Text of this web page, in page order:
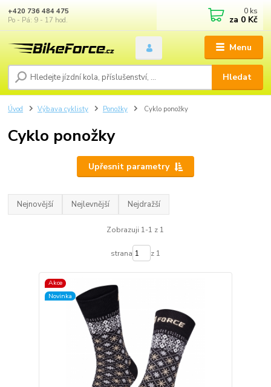
Menu
Hledat
+420 736 484 475
Po - Pá: 9 - 17 hod.
0 ks
za 0 Kč
Úvod Výbava cyklisty Ponožky Cyklo ponožky
Cyklo ponožky
Upřesnit parametry
Nejnovější Nejlevnější Nejdražší
Zobrazuji 1-1 z 1
strana z 1
Akce
Novinka